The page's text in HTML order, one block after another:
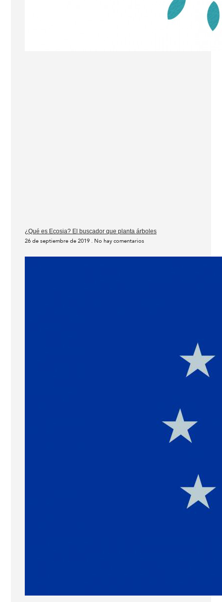
¿Qué es Ecosia? El buscador que planta árboles
26 de septiembre de 2019 No hay comentarios